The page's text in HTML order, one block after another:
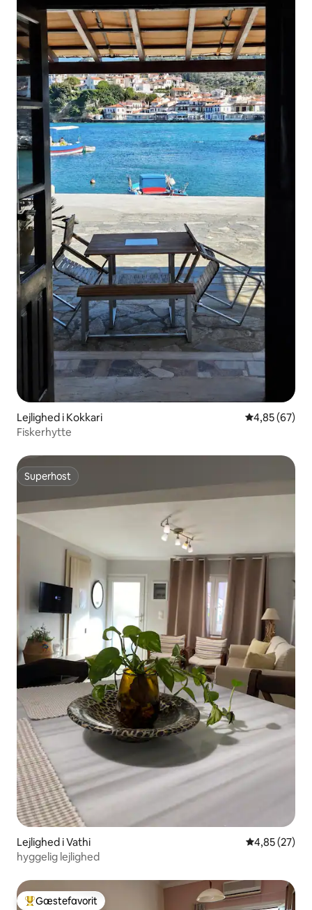
Lejlighed i Kokkari 4,85 ud af 5 i
4,85 (67)
Fiskerhytte
Superhost
Superhost
Lejlighed i Vathi 4,85 ud af 5 i
4,85 (27)
hyggelig lejlighed
Bedste gæstefavorit
Gæstefavorit